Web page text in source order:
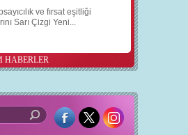
ve fırsat eşitliği
Sarı Çizgi Yeni...
HABERLER